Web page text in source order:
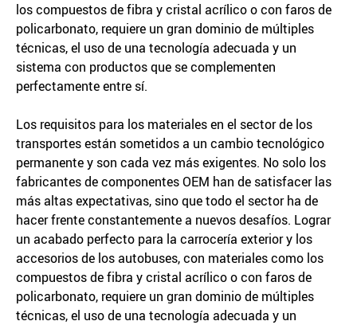
los compuestos de fibra y cristal acrílico o con faros de
policarbonato, requiere un gran dominio de múltiples
técnicas, el uso de una tecnología adecuada y un
sistema con productos que se complementen
perfectamente entre sí.
Los requisitos para los materiales en el sector de los
transportes están sometidos a un cambio tecnológico
permanente y son cada vez más exigentes. No solo los
fabricantes de componentes OEM han de satisfacer las
más altas expectativas, sino que todo el sector ha de
hacer frente constantemente a nuevos desafíos. Lograr
un acabado perfecto para la carrocería exterior y los
accesorios de los autobuses, con materiales como los
compuestos de fibra y cristal acrílico o con faros de
policarbonato, requiere un gran dominio de múltiples
técnicas, el uso de una tecnología adecuada y un